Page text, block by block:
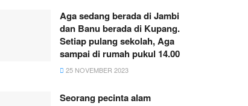
Aga sedang berada di Jambi
dan Banu berada di Kupang.
Setiap pulang sekolah, Aga
sampai di rumah pukul 14.00
25 NOVEMBER 2023
Seorang pecinta alam